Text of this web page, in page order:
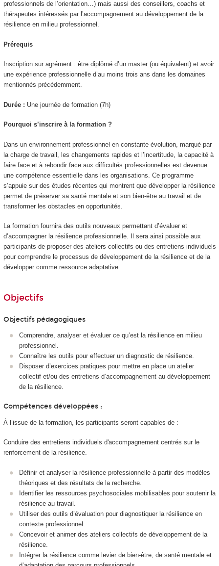
professionnels de l’orientation…) mais aussi des conseillers, coachs et
thérapeutes intéressés par l’accompagnement au développement de la
résilience en milieu professionnel.
Prérequis
Inscription sur agrément : être diplômé d’un master (ou équivalent) et avoir
une expérience professionnelle d’au moins trois ans dans les domaines
mentionnés précédemment.
Durée : Une journée de formation (7h)
Pourquoi s’inscrire à la formation ?
Dans un environnement professionnel en constante évolution, marqué par
la charge de travail, les changements rapides et l’incertitude, la capacité à
faire face et à rebondir face aux difficultés professionnelles est devenue
une compétence essentielle dans les organisations. Ce programme
s’appuie sur des études récentes qui montrent que développer la résilience
permet de préserver sa santé mentale et son bien-être au travail et de
transformer les obstacles en opportunités.
La formation fournira des outils nouveaux permettant d’évaluer et
d’accompagner la résilience professionnelle. Il sera ainsi possible aux
participants de proposer des ateliers collectifs ou des entretiens individuels
pour comprendre le processus de développement de la résilience et de la
développer comme ressource adaptative.
Objectifs
Objectifs pédagogiques
Comprendre, analyser et évaluer ce qu’est la résilience en milieu
professionnel.
Connaître les outils pour effectuer un diagnostic de résilience.
Disposer d’exercices pratiques pour mettre en place un atelier
collectif et/ou des entretiens d’accompagnement au développement
de la résilience.
Compétences développées :
À l’issue de la formation, les participants seront capables de :
Conduire des entretiens individuels d'accompagnement centrés sur le
renforcement de la résilience.
Définir et analyser la résilience professionnelle à partir des modèles
théoriques et des résultats de la recherche.
Identifier les ressources psychosociales mobilisables pour soutenir la
résilience au travail.
Utiliser des outils d’évaluation pour diagnostiquer la résilience en
contexte professionnel.
Concevoir et animer des ateliers collectifs de développement de la
résilience.
Intégrer la résilience comme levier de bien-être, de santé mentale et